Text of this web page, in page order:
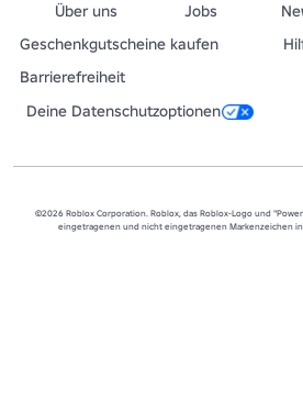
Über uns Jobs
Geschenkgutscheine kaufen
Barrierefreiheit
Deine Datenschutzoptionen
©2026 Roblox Corporation. Roblox, das Roblox-Logo und
eingetragenen und nicht eingetragenen Markenzeichen in